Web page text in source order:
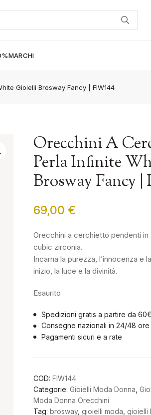
MARCHI
Gioielli Brosway Fancy | FIW144
Orecchini A
Perla Infinite
Brosway Fancy |
69,00 €
Orecchini a cerchietto pendenti
cubic zirconia.
Incarna la purezza, l’innocenza e
inizio, la luce e la divinità.
Esaurito
Spedizioni gratis a partire da 60€
Consegne nazionali in 24/48 ore
Pagamenti sicuri e a rate
COD:FIW144
Categorie:Gioielli Moda Donna ,
Moda Donna Orecchini
Tag:brosway,gioielli moda ,gioielli